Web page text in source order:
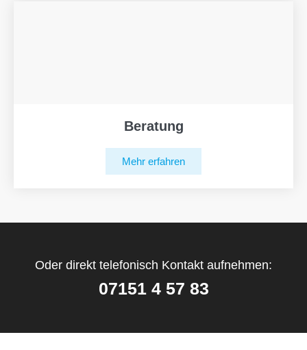
Beratung
Mehr erfahren
Oder direkt telefonisch Kontakt aufnehmen:
07151 4 57 83